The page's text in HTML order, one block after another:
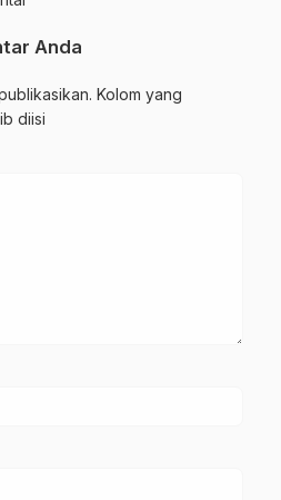
Anda
Kolom yang
diisi